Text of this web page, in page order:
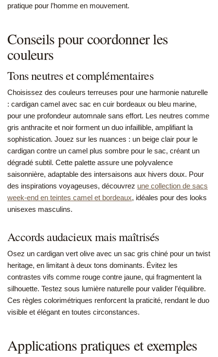
pratique pour l’homme en mouvement.
Conseils pour coordonner les
couleurs
Tons neutres et complémentaires
Choisissez des couleurs terreuses pour une harmonie naturelle
: cardigan camel avec sac en cuir bordeaux ou bleu marine,
pour une profondeur automnale sans effort. Les neutres comme
gris anthracite et noir forment un duo infaillible, amplifiant la
sophistication. Jouez sur les nuances : un beige clair pour le
cardigan contre un camel plus sombre pour le sac, créant un
dégradé subtil. Cette palette assure une polyvalence
saisonnière, adaptable des intersaisons aux hivers doux. Pour
des inspirations voyageuses, découvrez une collection de sacs
week-end en teintes camel et bordeaux, idéales pour des looks
unisexes masculins.
Accords audacieux mais maîtrisés
Osez un cardigan vert olive avec un sac gris chiné pour un twist
heritage, en limitant à deux tons dominants. Évitez les
contrastes vifs comme rouge contre jaune, qui fragmentent la
silhouette. Testez sous lumière naturelle pour valider l’équilibre.
Ces règles colorimétriques renforcent la praticité, rendant le duo
visible et élégant en toutes circonstances.
Applications pratiques et exemples